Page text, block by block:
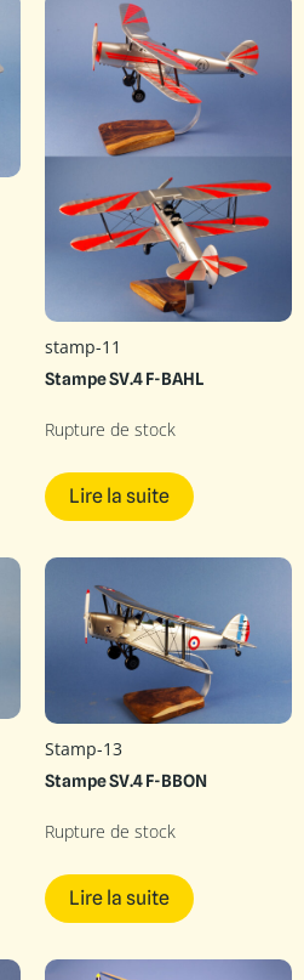
stamp-11
Stampe SV.4 F-BAHL
Rupture de stock
Lire la suite
Stamp-13
Stampe SV.4 F-BBON
Rupture de stock
Lire la suite